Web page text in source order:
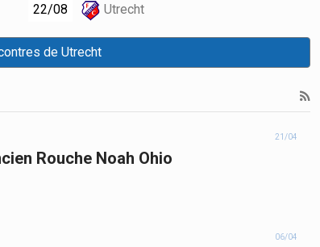
22/08 Utrecht
de Utrecht
21/04
Rouche Noah Ohio
06/04